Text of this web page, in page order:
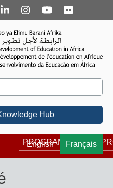
Hub
English Français
PROGRAMMES